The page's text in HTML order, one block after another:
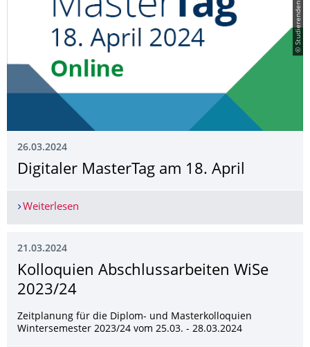
26.03.2024
Digitaler MasterTag am 18. April
Weiterlesen
21.03.2024
Kolloquien Abschlussarbeiten WiSe
2023/24
Zeitplanung für die Diplom- und Masterkolloquien
Wintersemester 2023/24 vom 25.03. - 28.03.2024